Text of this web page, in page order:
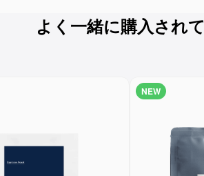
よく一緒に購入され
NEW